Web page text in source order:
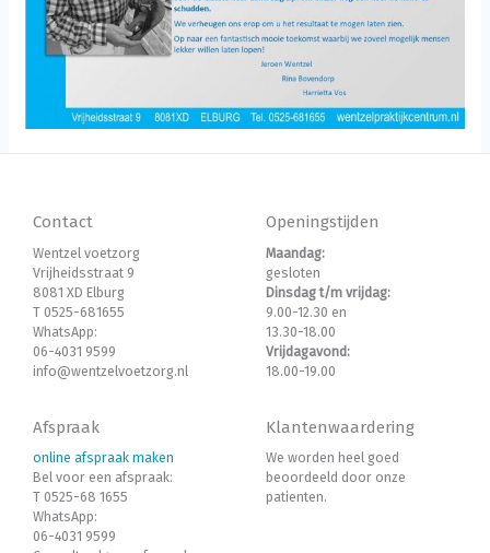
Contact
Wentzel voetzorg
Vrijheidsstraat 9
8081 XD Elburg
T 0525-681655
WhatsApp:
06-4031 9599
info@wentzelvoetzorg.nl
Openingstijden
Maandag:
gesloten
Dinsdag t/m vrijdag:
9.00-12.30 en
13.30-18.00
Vrijdagavond:
18.00-19.00
Afspraak
online afspraak maken
Bel voor een afspraak:
T 0525-68 1655
WhatsApp:
06-4031 9599
Klantenwaardering
We worden heel goed
beoordeeld door onze
patienten.